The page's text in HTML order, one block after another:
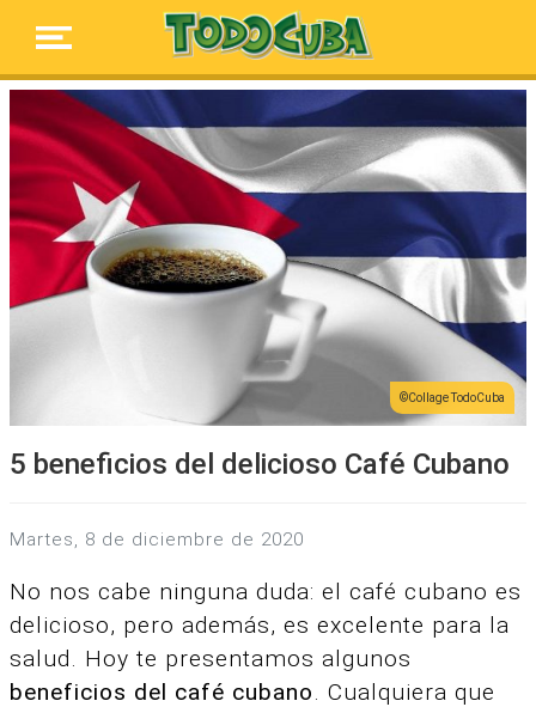
Collage TodoCuba
5 beneficios del delicioso Café Cubano
martes, 8 de diciembre de 2020
No nos cabe ninguna duda: el café cubano es
delicioso, pero además, es excelente para la
salud. Hoy te presentamos algunos
beneficios del café cubano. Cualquiera que